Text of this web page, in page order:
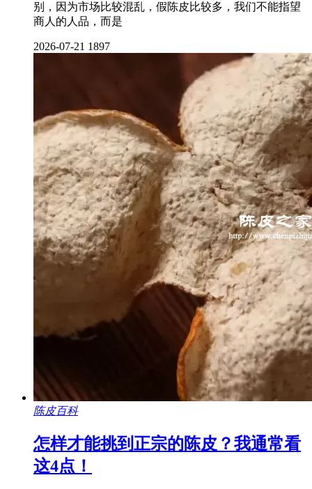
别，因为市场比较混乱，假陈皮比较多，我们不能指望
商人的人品，而是
2026-07-21 1897
陈皮百科
怎样才能挑到正宗的陈皮？我通常看
这4点！